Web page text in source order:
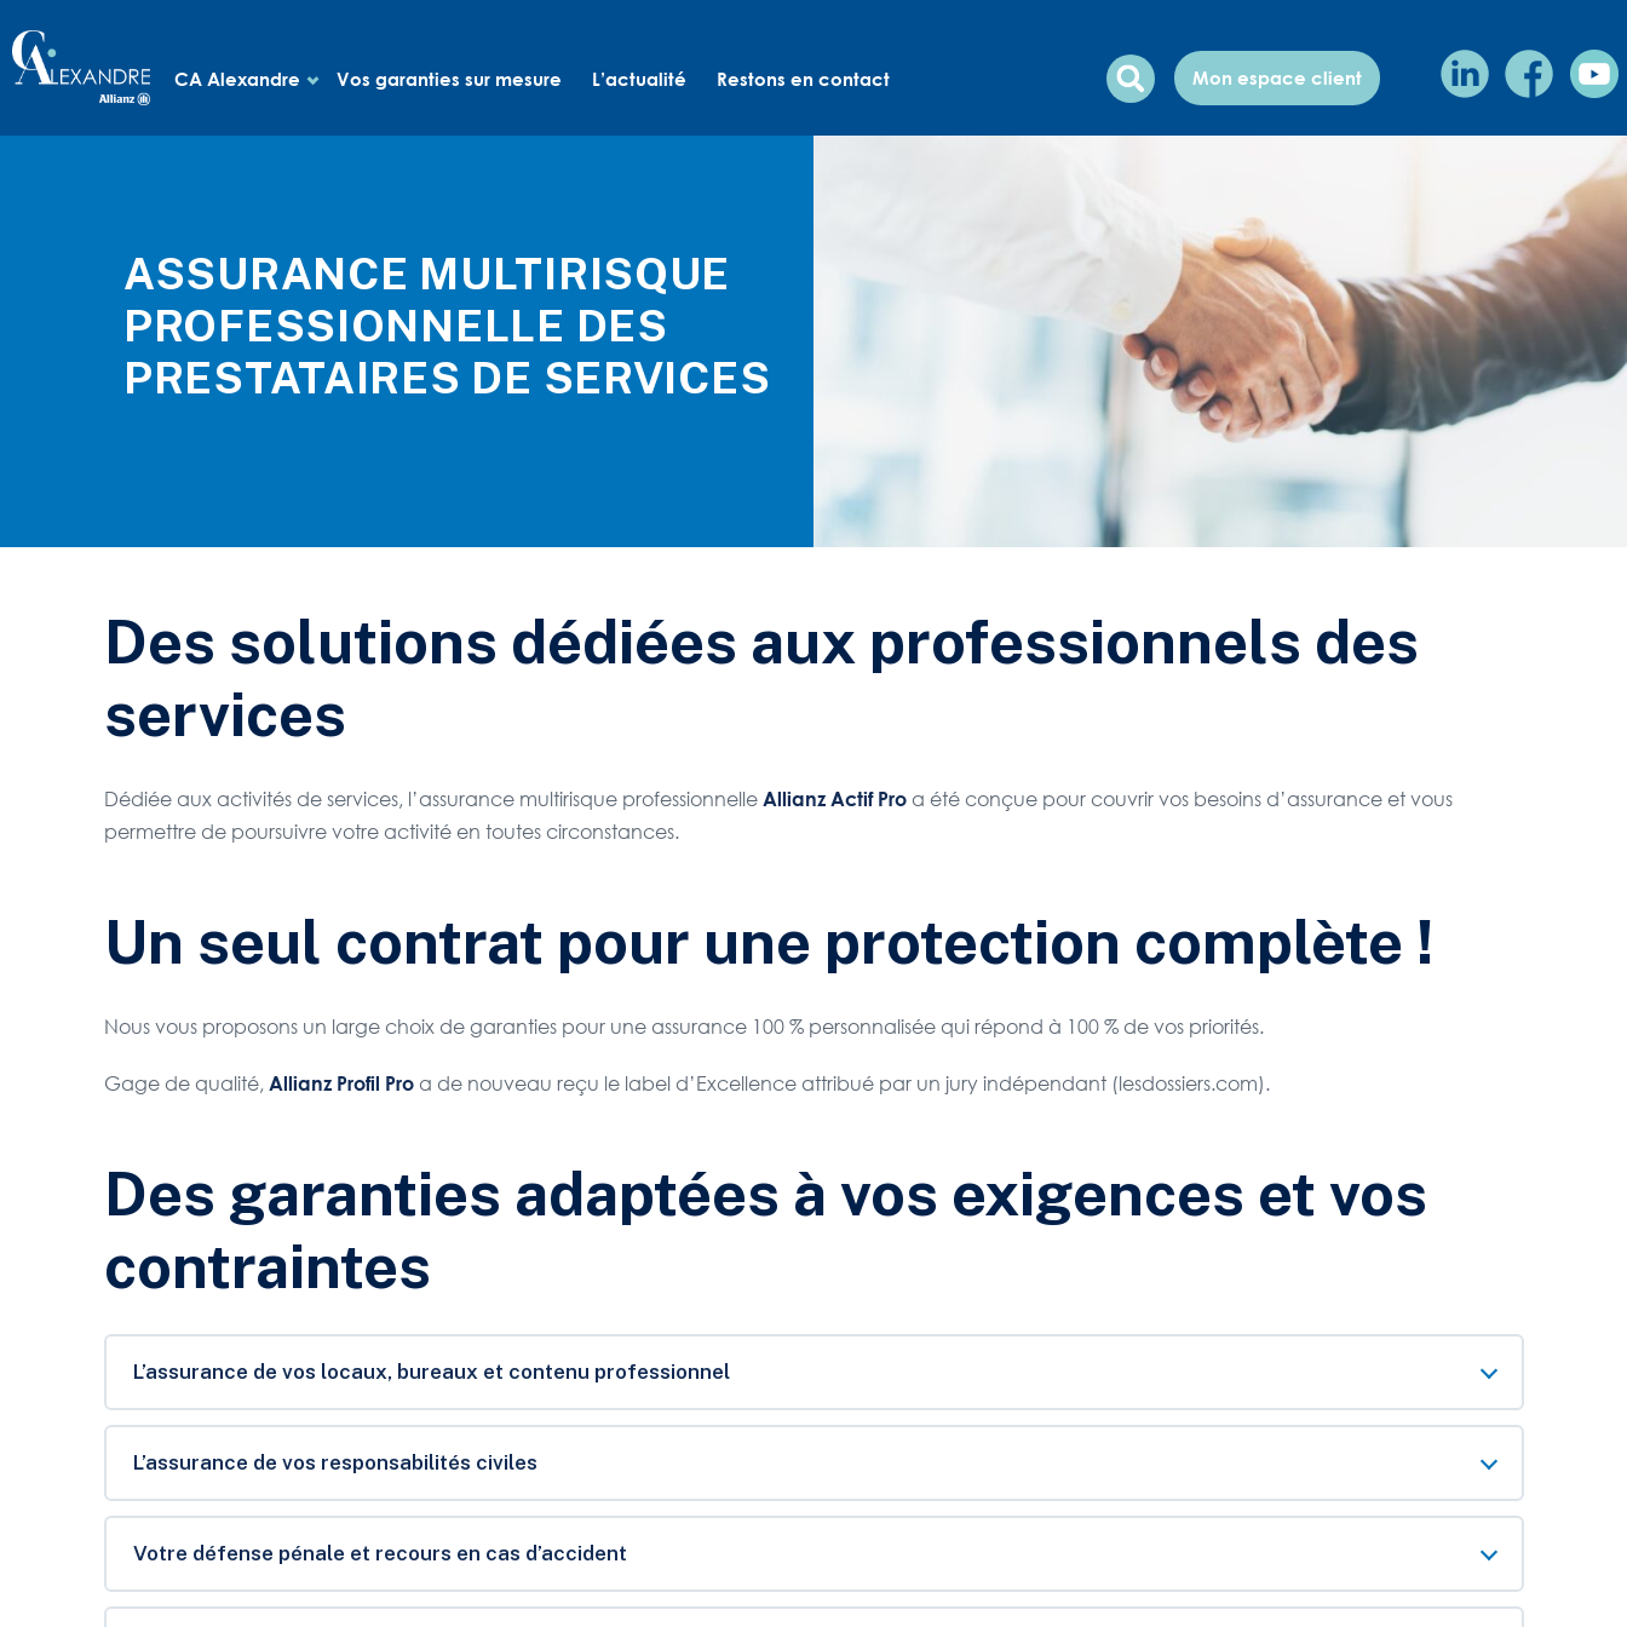
CA Alexandre Vos garanties sur mesure L’actualité Restons en contact Mon espace client
ASSURANCE MULTIRISQUE
PROFESSIONNELLE DES
PRESTATAIRES DE SERVICES
Des solutions dédiées aux professionnels des
services
Dédiée aux activités de services, l’assurance multirisque professionnelle Allianz Actif Proa été conçue pour couvrir vos besoins d’assurance et vous
permettre de poursuivre votre activité en toutes circonstances.
Un seul contrat pour une protection complète !
Nous vous proposons un large choix de garanties pour une assurance 100 % personnalisée qui répond à 100 % de vos priorités.
Gage de qualité, Allianz Profil Pro a de nouveau reçu le label d’Excellence attribué par un jury indépendant (lesdossiers.com).
Des garanties adaptées à vos exigences et vos
contraintes
L’assurance de vos locaux, bureaux et contenu professionnel
L’assurance de vos responsabilités civiles
Votre défense pénale et recours en cas d’accident